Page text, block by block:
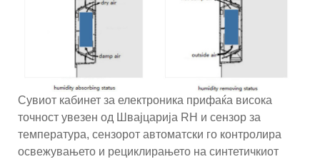
Сувиот кабинет за електроника прифаќа висока
точност увезен од Швајцарија RH и сензор за
температура, сензорот автоматски го контролира
освежувањето и рециклирањето на синтетичкиот